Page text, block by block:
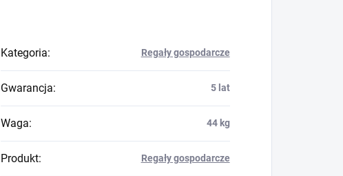
Kategoria: Regały gospodarcze
Gwarancja: 5 lat
Waga: 44 kg
Produkt: Regały gospodarcze